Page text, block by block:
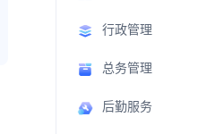
行政管理
总务管理
后勤服务